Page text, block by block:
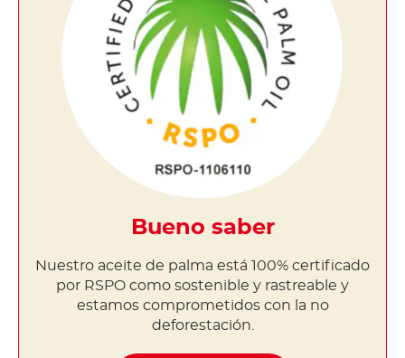
Bueno saber
Nuestro aceite de palma está 100% certificado
por RSPO como sostenible y rastreable y
estamos comprometidos con la no
deforestación.